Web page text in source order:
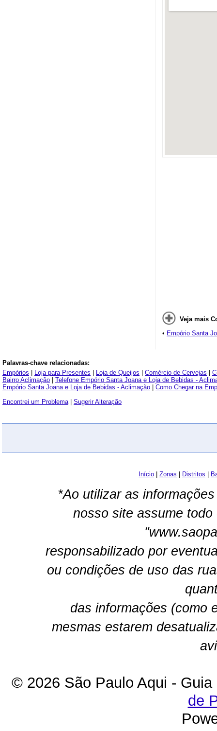
Veja mais
• Empório Santa
Palavras-chave relacionadas:
Empórios
Loja para Presentes Loja de Queijos Comércio de Cervejas
Bairro Aclimação
Telefone Empório Santa Joana e Loja de Bebidas -
Empório Santa Joana e Loja de Bebidas - Aclimação
Como Chegar na
Encontrei um Problema| Sugerir Alteração
Início Zonas Distritos
*Ao utilizar as
nosso site assume
responsabilizado por
ou condições de uso das
das informações (como
mesmas estarem
© 2026 São Paulo Aqui -
de